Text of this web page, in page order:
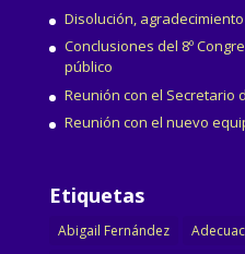
Disolución, agradecimiento
Conclusiones del 8º
público
Reunión con el Secretario
Reunión con el nuevo
Etiquetas
Abigail Fernández